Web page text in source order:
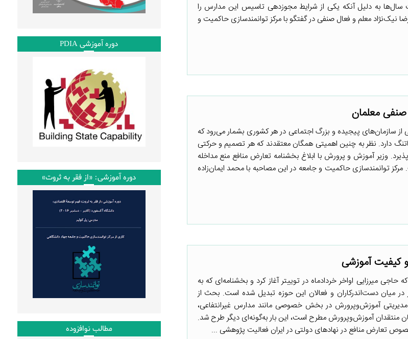
از گذشت سال‌ها به دلیل آنکه یکی از شرایط مجوزدهی تاسیس این مدارس را
معلم و فعال صنفی در گفتگو با مرکز توانمندسازی حاکمیت و
معلمان
سازمان‌های پیجیده و بزرگ اجتماعی در هر کشوری بشمار می‌رود که
دارد. نظر به چنین اهمیتی همگان معتقدند که هر تصمیم و حرکتی
وزیر آموزش و پرورش با ابلاغ بخشنامه تعارض منافع منع مداخله
توانمندسازی حاکمیت و جامعه در این مصاحبه با محمد ایمان‌زاده
کیفیت آموزشی
میرزایی اواخر خردادماه در توییتر آغاز کرد و بخشنامه‌ای که به
در میان دست‌اندرکاران و فعالان این حوزه تبدیل شده است. بحث از
آموزش‌وپرورش در بخش خصوصی مانند مدارس غیرانتفاعی،
آموزش‌وپرورش مطرح است، این بار به‌گونه‌ای دیگر طرح شد.
تعارض منافع در نهادهای دولتی در ایران فعالیت پژوهشی ...
دوره آموزشی PDIA
دوره آموزشی: «از فقر به ثروت»
مطالب نوافزوده